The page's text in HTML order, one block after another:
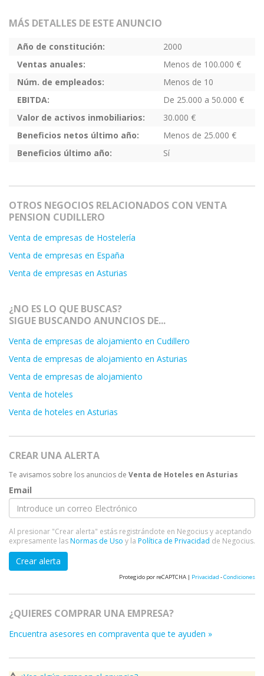
MÁS DETALLES DE ESTE ANUNCIO
Año de constitución:
2000
Ventas anuales:
Menos de 100.000 €
Núm. de empleados:
Menos de 10
EBITDA:
De 25.000 a 50.000 €
Valor de activos inmobiliarios:
30.000 €
Beneficios netos último año:
Menos de 25.000 €
Beneficios último año:
Sí
OTROS NEGOCIOS RELACIONADOS CON VENTA
PENSION CUDILLERO
Venta de empresas de Hostelería
Venta de empresas en España
Venta de empresas en Asturias
¿NO ES LO QUE BUSCAS?
SIGUE BUSCANDO ANUNCIOS DE...
Venta de empresas de alojamiento en Cudillero
Venta de empresas de alojamiento en Asturias
Venta de empresas de alojamiento
Venta de hoteles
Venta de hoteles en Asturias
CREAR UNA ALERTA
Te avisamos sobre los anuncios de Venta de Hoteles en Asturias
Email
Al presionar "Crear alerta" estás registrándote en Negocius y aceptando
expresamente lasNormas de Uso y la Política de Privacidad de Negocius.
Crear alerta
Protegido por reCAPTCHA | Privacidad -Condiciones
¿QUIERES COMPRAR UNA EMPRESA?
Encuentra asesores en compraventa que te ayuden »